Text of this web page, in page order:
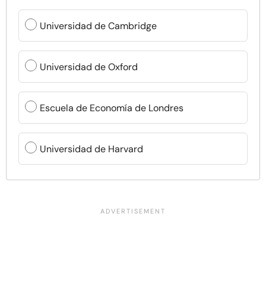
Universidad de Cambridge
Universidad de Oxford
Escuela de Economía de Londres
Universidad de Harvard